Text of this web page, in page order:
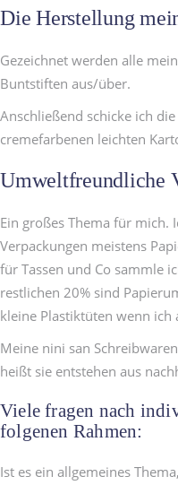
Die Herstellung
Gezeichnet werden alle
Buntstiften aus/über.
Anschließend schicke ich
cremefarbenen leichten
Umweltfreundliche
Ein großes Thema für mich.
Verpackungen meistens
für Tassen und Co sammle
restlichen 20% sind
kleine Plastiktüten wenn
Meine nini san
heißt sie entstehen aus
Viele fragen nach
folgenen Rahmen:
Ist es ein allgemeines